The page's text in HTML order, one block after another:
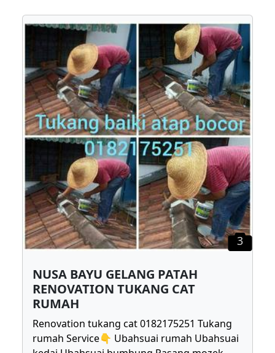
3
NUSA BAYU GELANG PATAH
RENOVATION TUKANG CAT
RUMAH
Renovation tukang cat 0182175251 Tukang
rumah Service👇 Ubahsuai rumah Ubahsuai